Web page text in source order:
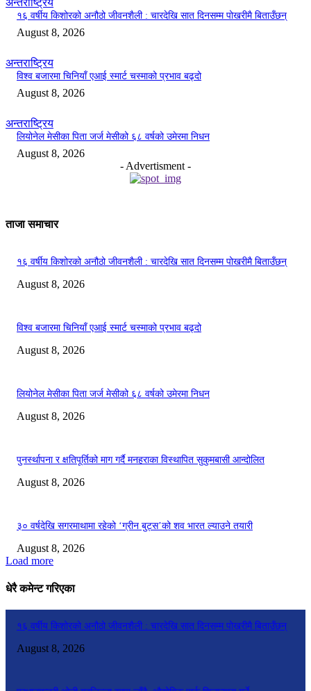
अन्तराष्ट्रिय
१६ वर्षीय किशोरको अनौठो जीवनशैली : चारदेखि सात दिनसम्म पोखरीमै बिताउँछन्
August 8, 2026
अन्तराष्ट्रिय
विश्व बजारमा चिनियाँ एआई स्मार्ट चस्माको प्रभाव बढ्दो
August 8, 2026
अन्तराष्ट्रिय
लियोनेल मेसीका पिता जर्ज मेसीको ६८ वर्षको उमेरमा निधन
August 8, 2026
- Advertisment -
ताजा समाचार
१६ वर्षीय किशोरको अनौठो जीवनशैली : चारदेखि सात दिनसम्म पोखरीमै बिताउँछन्
August 8, 2026
विश्व बजारमा चिनियाँ एआई स्मार्ट चस्माको प्रभाव बढ्दो
August 8, 2026
लियोनेल मेसीका पिता जर्ज मेसीको ६८ वर्षको उमेरमा निधन
August 8, 2026
पुनर्स्थापना र क्षतिपूर्तिको माग गर्दै मनहराका विस्थापित सुकुमबासी आन्दोलित
August 8, 2026
३० वर्षदेखि सगरमाथामा रहेको ‘ग्रीन बुट्स’को शव भारत ल्याउने तयारी
August 8, 2026
Load more
धेरै कमेन्ट गरिएका
१६ वर्षीय किशोरको अनौठो जीवनशैली : चारदेखि सात दिनसम्म पोखरीमै बिताउँछन्
August 8, 2026